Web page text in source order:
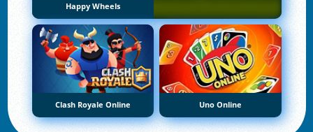
Happy Wheels
Clash Royale Online Uno Online